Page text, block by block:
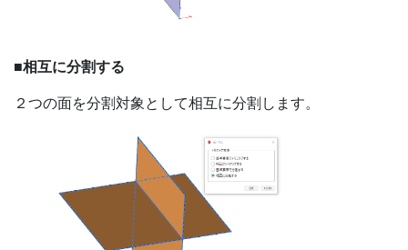
■相互に分割する
２つの面を分割対象として相互に分割します。